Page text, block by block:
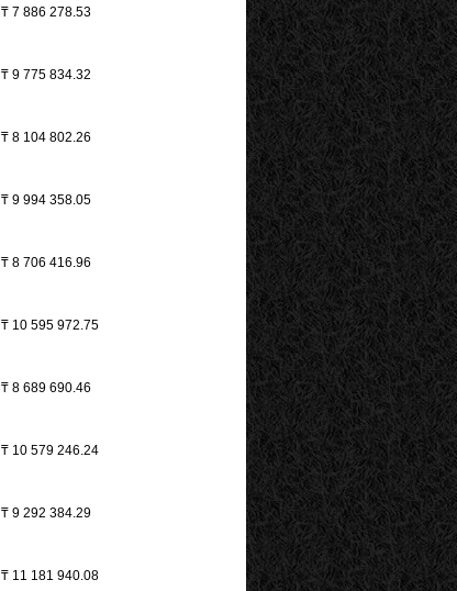
₸ 7 886 278.53
₸ 9 775 834.32
₸ 8 104 802.26
₸ 9 994 358.05
₸ 8 706 416.96
₸ 10 595 972.75
₸ 8 689 690.46
₸ 10 579 246.24
₸ 9 292 384.29
₸ 11 181 940.08